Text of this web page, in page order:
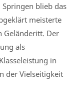
Springen blieb das
meisterte
Geländeritt. Der
als
in
der Vielseitigkeit